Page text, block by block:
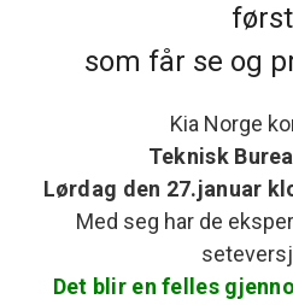
som får se og
Kia Norge
Teknisk
Lørdag den 27.januar
Med seg har de
Det blir en felles